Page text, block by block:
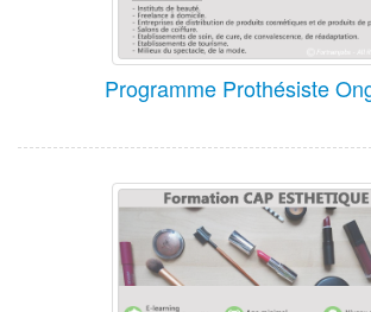
Programme Prothésiste